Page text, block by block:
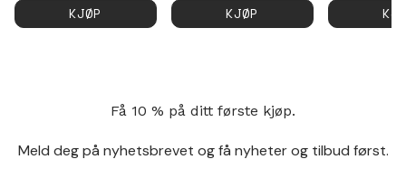
KJØP
KJØP
Få 10 % på ditt første kjøp.
Meld deg på nyhetsbrevet og få nyheter og tilbud først.